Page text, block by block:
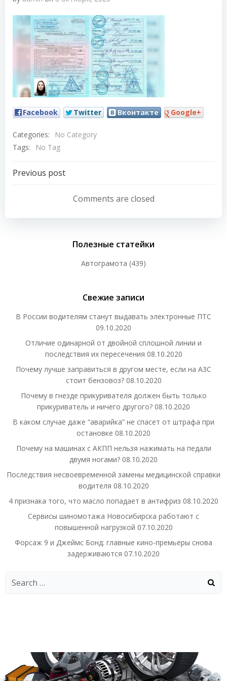
Facebook Twitter Вконтакте Google+
Categories:
No Category
Tags:
No Tag
Навигация
записям
Previous post
Comments are closed
Полезные статейки
Автограмота (439)
Свежие записи
В России водителям станут выдавать электронные ПТС
09.10.2020
Отличие одинарной от двойной сплошной линии и
последствия их пересечения 08.10.2020
Почему лучше заправиться в другом месте, если на АЗС
стоит бензовоз? 08.10.2020
Почему в гнезде прикуривателя должен быть только
прикуриватель и ничего другого? 08.10.2020
В каком случае даже “аварийка” не спасет от штрафа при
остановке 08.10.2020
Почему на машинах с АКПП нельзя нажимать на педали
двумя ногами? 08.10.2020
Последствия несвоевременной замены медицинской справки
водителя 08.10.2020
4 признака того, что масло попадает в антифриз 08.10.2020
Сервисы шиномотажа Новосибирска работают с
повышенной нагрузкой 07.10.2020
Форсаж 9 и Джеймс Бонд: главные кино-премьеры снова
задерживаются 07.10.2020
Search